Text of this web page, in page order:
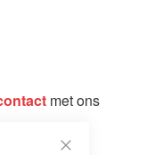
met ons